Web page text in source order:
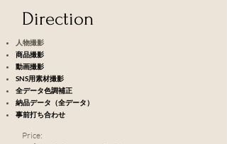
​Direction
人物撮影
商品撮影
動画撮影
SNS用素材撮影
全データ色調補正
納品データ（全データ）
事前打ち合わせ
Price: